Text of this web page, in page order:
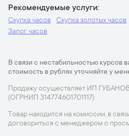
Рекомендуемые услуги
Скупка часов Скупка золотых часов
Залог часов
В связи с нестабильностью курсов
стоимость в рублях уточняйте у
Продажу осуществляет ИП
(ОГРНИП 314774601701117)
Товар находится на комиссии, в
договориться с менеджером о